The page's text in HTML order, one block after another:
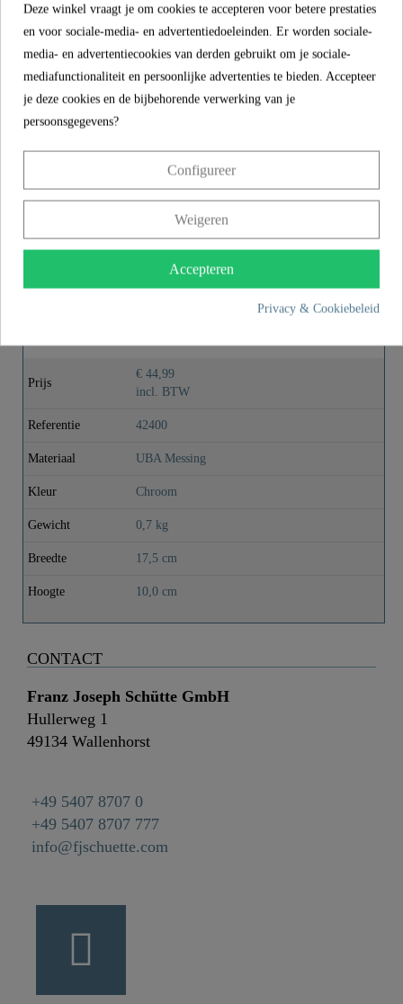
Productkenmerken
Omvang van de levering
Montagehandleiding
MEER INFORMATIE
Prijs
€ 44,99
incl. BTW
Referentie 42400
Materiaal UBA Messing
Kleur Chroom
Gewicht 0,7 kg
Breedte 17,5 cm
Hoogte 10,0 cm
CONTACT
Franz Joseph Schütte GmbH
Hullerweg 1
49134 Wallenhorst
+49 5407 8707 0
+49 5407 8707 777
info@fjschuette.com
Deze winkel vraagt je om cookies te accepteren voor betere prestaties
en voor sociale-media- en advertentiedoeleinden. Er worden sociale-
media- en advertentiecookies van derden gebruikt om je sociale-
mediafunctionaliteit en persoonlijke advertenties te bieden. Accepteer
je deze cookies en de bijbehorende verwerking van je
persoonsgegevens?
Configureer
Weigeren
Accepteren
Privacy & Cookiebeleid